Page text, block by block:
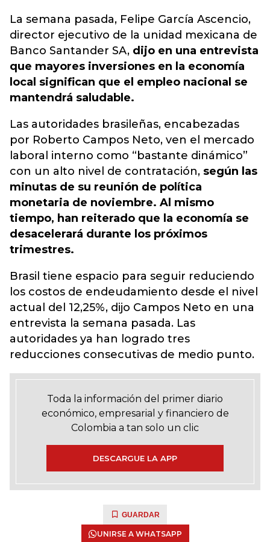
La semana pasada, Felipe García Ascencio,
director ejecutivo de la unidad mexicana de
Banco Santander SA, dijo en una entrevista
que mayores inversiones en la economía
local significan que el empleo nacional se
mantendrá saludable.
Las autoridades brasileñas, encabezadas
por Roberto Campos Neto, ven el mercado
laboral interno como “bastante dinámico”
con un alto nivel de contratación, según las
minutas de su reunión de política
monetaria de noviembre. Al mismo
tiempo, han reiterado que la economía se
desacelerará durante los próximos
trimestres.
Brasil tiene espacio para seguir reduciendo
los costos de endeudamiento desde el nivel
actual del 12,25%, dijo Campos Neto en una
entrevista la semana pasada. Las
autoridades ya han logrado tres
reducciones consecutivas de medio punto.​
Toda la información del primer diario
económico, empresarial y financiero de
Colombia a tan solo un clic
DESCARGUE LA APP
GUARDAR
UNIRSE A WHATSAPP